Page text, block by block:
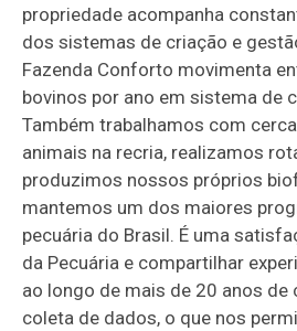
propriedade acompanha
dos sistemas de criação e
Fazenda Conforto movimenta
bovinos por ano em sistema de
Também trabalhamos com
animais na recria, realizamos
produzimos nossos próprios
mantemos um dos maiores
pecuária do Brasil. É uma
da Pecuária e compartilhar
ao longo de mais de 20 anos de
coleta de dados, o que nos